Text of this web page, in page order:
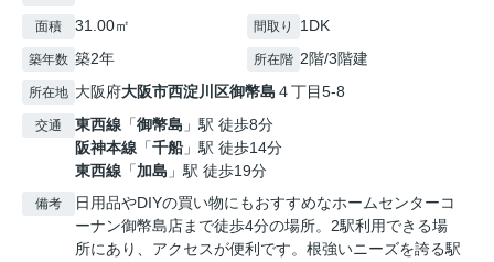
面積 31.00㎡ 間取り 1DK
築年数 築2年 所在階 2階/3階建
所在地 大阪府大阪市西淀川区御幣島 ４丁目5-8
交通 東西線 「御幣島 」駅 徒歩8分
阪神本線 「千船」駅 徒歩14分
東西線 「加島 」駅 徒歩19分
備考
日用品やDIYの買い物にもおすすめなホームセンターコ
ーナン御幣島店まで徒歩4分の場所。2駅利用できる場
所にあり、アクセスが便利です。根強いニーズを誇る駅